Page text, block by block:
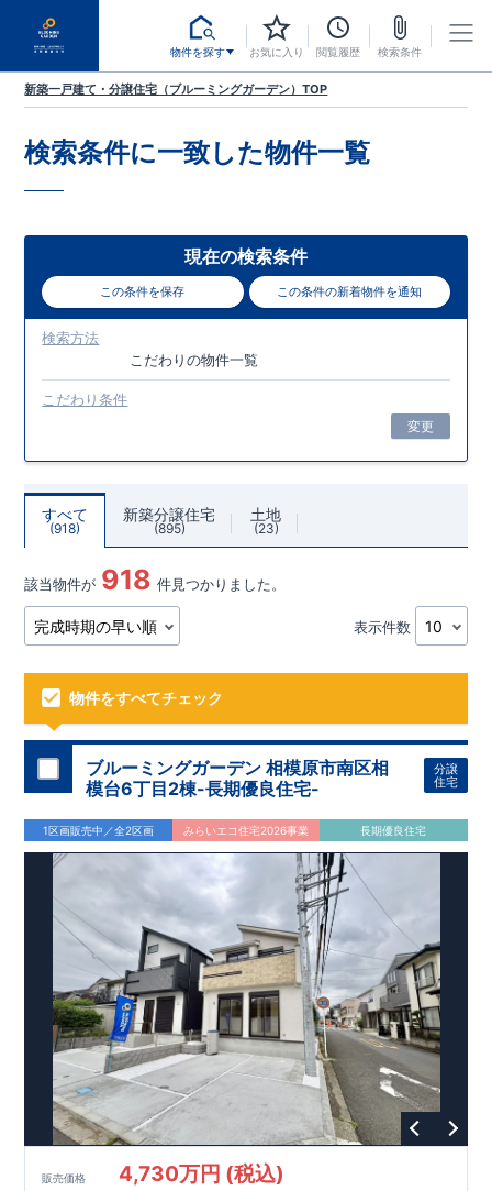
物件を探す お気に入り 閲覧履歴 検索条件
新築一戸建て・分譲住宅（ブルーミングガーデン）TOP
検索条件に一致した物件一覧
現在の検索条件
この条件を保存 この条件の新着物件を通知
検索方法
こだわりの物件一覧
こだわり条件
変更
すべて
918
新築分譲住宅
895
土地
23
該当物件が 918 件見つかりました。
表示件数
物件をすべてチェック
ブルーミングガーデン 相模原市南区相
模台6丁目2棟-長期優良住宅-
分譲
住宅
1区画販売中／全2区画 みらいエコ住宅2026事業 長期優良住宅
販売価格 4,730万円 (税込)